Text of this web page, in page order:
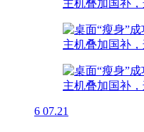
6 07.21